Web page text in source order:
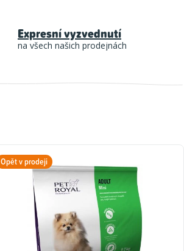
Opět v prodeji
Expresní vyzvednutí
na všech našich prodejnách